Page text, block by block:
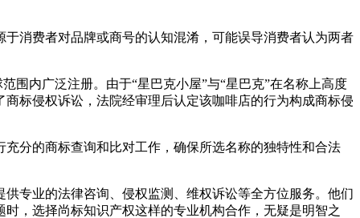
消费者对品牌或商号的认知混淆，可能误导消费者认为两者
围内广泛注册。由于“星巴克小屋”与“星巴克”在名称上高度
标侵权诉讼，法院经审理后认定该咖啡店的行为构成商标侵
分的商标查询和比对工作，确保所选名称的独特性和合法
专业的法律咨询、侵权监测、维权诉讼等全方位服务。他们
，选择尚标知识产权这样的专业机构合作，无疑是明智之